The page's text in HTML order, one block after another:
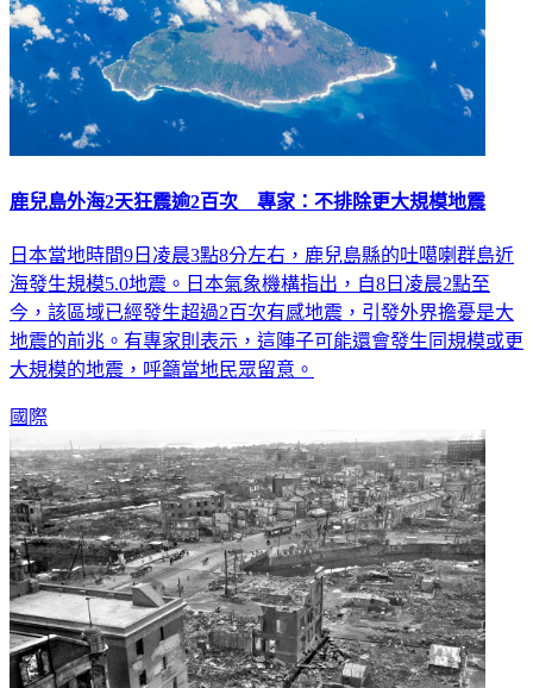
鹿兒島外海2天狂震逾2百次 專家：不排除更大規模地震
日本當地時間9日凌晨3點8分左右，鹿兒島縣的吐噶喇群島近
海發生規模5.0地震。日本氣象機構指出，自8日凌晨2點至
今，該區域已經發生超過2百次有感地震，引發外界擔憂是大
地震的前兆。有專家則表示，這陣子可能還會發生同規模或更
大規模的地震，呼籲當地民眾留意。
國際